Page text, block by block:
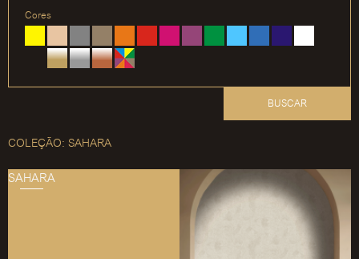
Cores
BUSCAR
COLEÇÃO: SAHARA
SAHARA